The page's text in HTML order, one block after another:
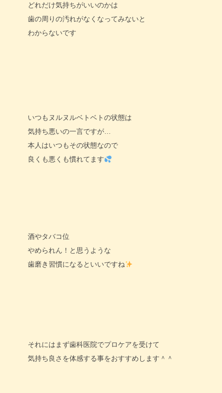
どれだけ気持ちがいいのかは
歯の周りの汚れがなくなってみないと
わからないです
いつもヌルヌルベトベトの状態は
気持ち悪いの一言ですが…
本人はいつもその状態なので
良くも悪くも慣れてます
酒やタバコ位
やめられん！と思うような
歯磨き習慣になるといいですね
それにはまず歯科医院でプロケアを受けて
気持ち良さを体感する事をおすすめします＾＾